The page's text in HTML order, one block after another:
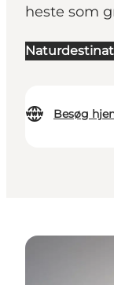
heste som
Besøg